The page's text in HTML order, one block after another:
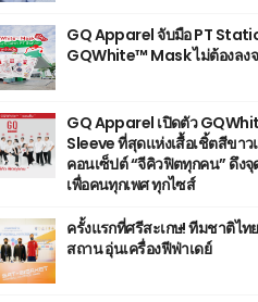
GQ Apparel จับมือ PT
GQWhite™ Mask ไม่ต้องลงจ
GQ Apparel เปิดตัว
Sleeve ที่สุดแห่งเสื้อเชิ้ตสีขา
คอนเซ็ปต์ “จีคิวฟิตทุกคน” ดึง
เพื่อคนทุกเพศ ทุกไซส์
ครั้งแรกที่ศรีสะเกษ! ทีมชาติไท
สถาน อุ่นเครื่องฟีฟ่าเดย์